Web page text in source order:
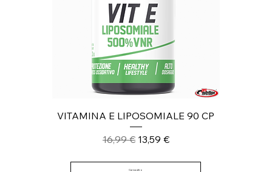
VITAMINA E LIPOSOMIALE 90 CP
Prezzo regolare
16,99 € Prezzo scontato
13,59 €
Carica altro